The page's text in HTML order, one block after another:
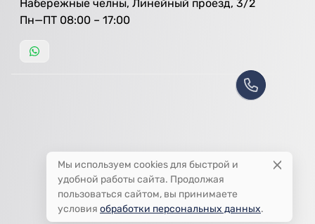
Набережные челны, Линейный проезд, 3/2
Пн—ПТ 08:00 – 17:00
Мы используем cookies для быстрой и
удобной работы сайта. Продолжая
пользоваться сайтом, вы принимаете
условия обработки персональных данных.